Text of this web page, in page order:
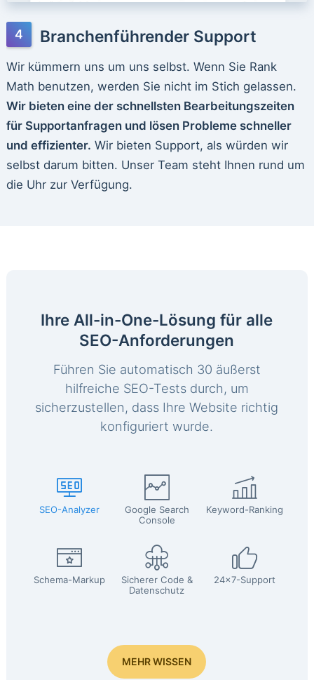
Branchenführender Support
Wir kümmern uns um uns selbst. Wenn Sie Rank
Math benutzen, werden Sie nicht im Stich gelassen.
Wir bieten eine der schnellsten Bearbeitungszeiten
für Supportanfragen und lösen Probleme schneller
und effizienter. Wir bieten Support, als würden wir
selbst darum bitten. Unser Team steht Ihnen rund um
die Uhr zur Verfügung.
Ihre All-in-One-Lösung für alle
SEO-Anforderungen
Führen Sie automatisch 30 äußerst
hilfreiche SEO-Tests durch, um
sicherzustellen, dass Ihre Website richtig
konfiguriert wurde.
SEO-Analyzer
Google Search
Console
Keyword-Ranking
Schema-Markup
Sicherer Code &
Datenschutz
24x7-Support
MEHR WISSEN